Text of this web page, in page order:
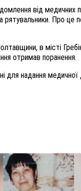
від медичних
рятувальники. Про це
в місті
отримав поранення.
для надання